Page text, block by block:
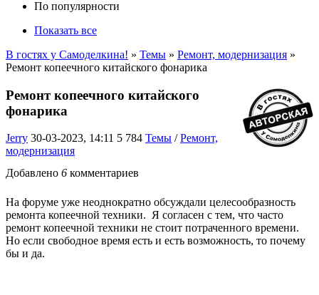
По популярности
Показать все
В гостях у Самоделкина! » Темы » Ремонт, модернизация »
Ремонт копеечного китайского фонарика
Ремонт копеечного китайского
фонарика
Jerry 30-03-2023, 14:11 5 784 Темы /Ремонт,
модернизация
Добавлено 6 комментариев
На форуме уже неоднократно обсуждали целесообразность
ремонта копеечной техники. Я согласен с тем, что часто
ремонт копеечной техники не стоит потраченного времени.
Но если свободное время есть и есть возможность, то почему
бы и да.